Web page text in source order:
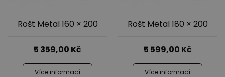
Rošt Metal 160 × 200
5 359,00 Kč
Více informací
Rošt Metal 180 × 200
5 599,00 Kč
Více informací